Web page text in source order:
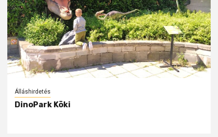
Álláshirdetés
DinoPark Köki